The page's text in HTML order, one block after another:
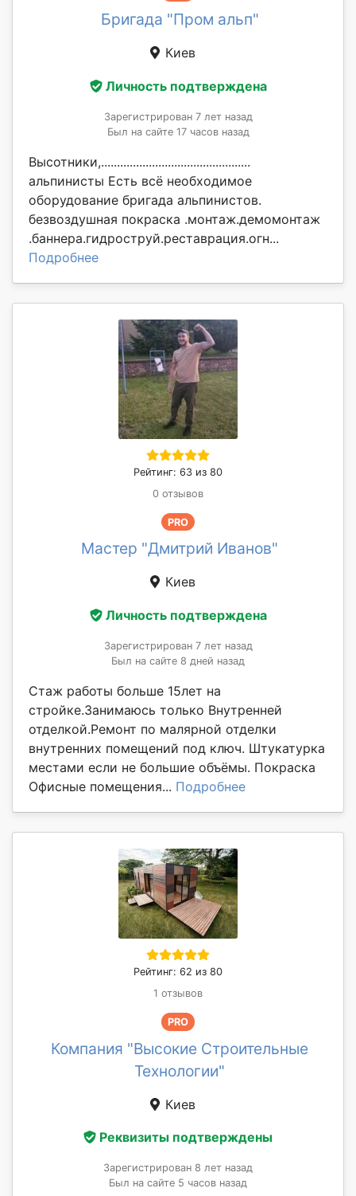
Бригада "Пром альп"
Киев
Личность подтверждена
Зарегистрирован 7 лет назад
Был на сайте 17 часов назад
Высотники,...............................................
альпинисты Есть всё необходимое
оборудование бригада альпинистов.
безвоздушная покраска .монтаж.демомонтаж
.баннера.гидроструй.реставрация.огн...
Подробнее
Рейтинг: 63 из 80
0 отзывов
PRO
Мастер "Дмитрий Иванов"
Киев
Личность подтверждена
Зарегистрирован 7 лет назад
Был на сайте 8 дней назад
Стаж работы больше 15лет на
стройке.Занимаюсь только Внутренней
отделкой.Ремонт по малярной отделки
внутренних помещений под ключ. Штукатурка
местами если не большие объёмы. Покраска
Офисные помещения... Подробнее
Рейтинг: 62 из 80
1 отзывов
PRO
Компания "Высокие Строительные
Технологии"
Киев
Реквизиты подтверждены
Зарегистрирован 8 лет назад
Был на сайте 5 часов назад